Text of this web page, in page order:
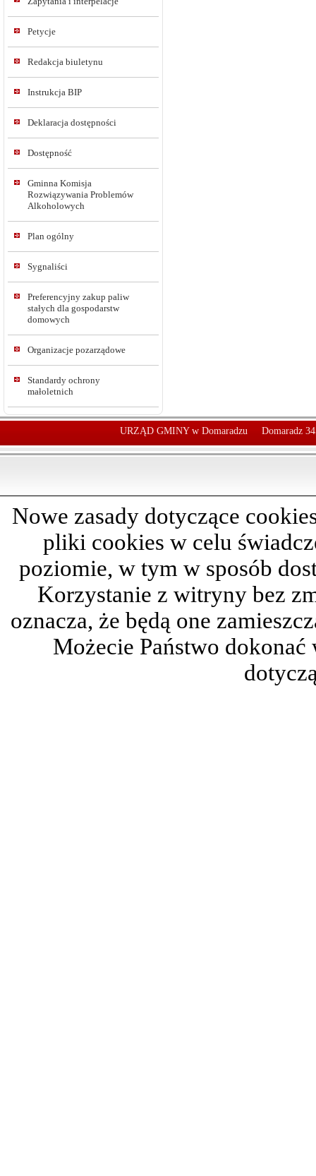
Petycje
Redakcja biuletynu
Instrukcja BIP
Deklaracja dostępności
Dostępność
Gminna Komisja
Rozwiązywania Problemów
Alkoholowych
Plan ogólny
Sygnaliści
Preferencyjny zakup paliw
stałych dla gospodarstw
domowych
Organizacje pozarządowe
Standardy ochrony
małoletnich
URZĄD GMINY w Domaradzu Domaradz
Nowe zasady dotyczące
pliki cookies w celu
poziomie, w tym w sposób
Korzystanie z witryny bez
oznacza, że będą one
Możecie Państwo